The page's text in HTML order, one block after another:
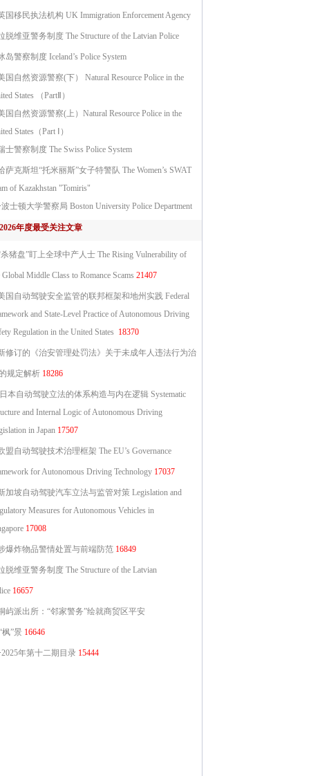
国移民执法机构 UK Immigration Enforcement Agency
脱维亚警务制度 The Structure of the Latvian Police
岛警察制度 Iceland’s Police System
国自然资源警察(下） Natural Resource Police in the
States （PartⅡ）
国自然资源警察(上）Natural Resource Police in the
States（Part Ⅰ）
士警察制度 The Swiss Police System
萨克斯坦“托米丽斯”女子特警队 The Women’s SWAT
of Kazakhstan "Tomiris"
波士顿大学警察局 Boston University Police Department
2026年度最受关注文章
杀猪盘”盯上全球中产人士 The Rising Vulnerability of
Global Middle Class to Romance Scams 21407
国自动驾驶安全监管的联邦框架和地州实践 Federal
and State-Level Practice of Autonomous Driving
Regulation in the United States 18370
修订的《治安管理处罚法》关于未成年人违法行为治
规定解析 18286
日本自动驾驶立法的体系构造与内在逻辑 Systematic
and Internal Logic of Autonomous Driving
in Japan 17507
盟自动驾驶技术治理框架 The EU’s Governance
for Autonomous Driving Technology 17037
加坡自动驾驶汽车立法与监管对策 Legislation and
Measures for Autonomous Vehicles in
17008
爆炸物品警情处置与前端防范 16849
脱维亚警务制度 The Structure of the Latvian
16657
屿派出所：“邻家警务”绘就商贸区平安
枫”景 16646
2025年第十二期目录 15444